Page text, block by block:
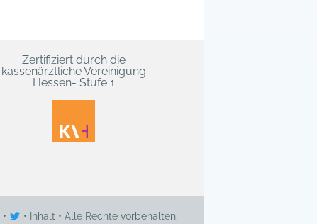
Zertifiziert durch die
kassenärztliche Vereinigung
Hessen- Stufe 1
• • Inhalt • Alle Rechte vorbehalten.